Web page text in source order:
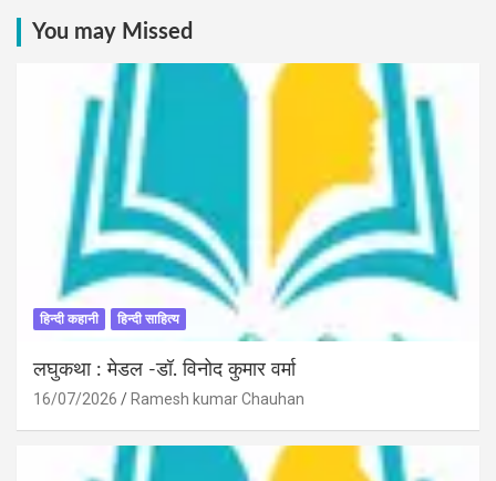
You may Missed
हिन्दी कहानी हिन्दी साहित्य
लघुकथा : मेडल -डॉ. विनोद कुमार वर्मा
16/07/2026 Ramesh kumar Chauhan